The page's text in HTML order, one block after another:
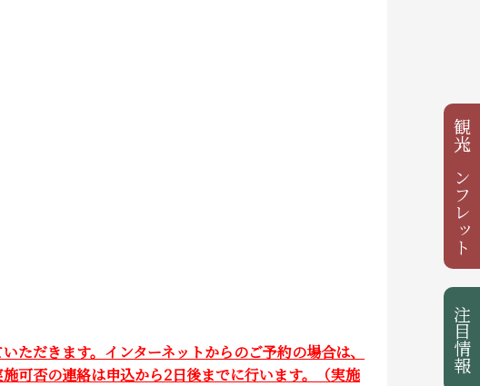
観光パンフレット
注目情報
だきます。インターネットからのご予約の場合は、
可否の連絡は申込から2日後までに行います。（実施